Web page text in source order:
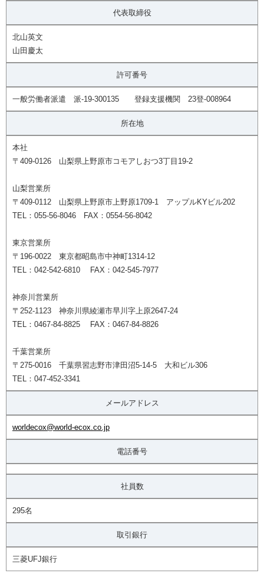
代表取締役
北山英文
山田慶太
許可番号
一般労働者派遣 派-19-300135 登録支援機関 23登-008964
所在地
本社
〒409-0126 山梨県上野原市コモアしおつ3丁目19-2
山梨営業所
〒409-0112 山梨県上野原市上野原1709-1 アップルKYビル202
TEL：055-56-8046 FAX：0554-56-8042
東京営業所
〒196-0022 東京都昭島市中神町1314-12
TEL：042-542-6810 FAX：042-545-7977
神奈川営業所
〒252-1123 神奈川県綾瀬市早川字上原2647-24
TEL：0467-84-8825 FAX：0467-84-8826
千葉営業所
〒275-0016 千葉県習志野市津田沼5-14-5 大和ビル306
TEL：047-452-3341
メールアドレス
worldecox@world-ecox.co.jp
電話番号
社員数
295名
取引銀行
三菱UFJ銀行